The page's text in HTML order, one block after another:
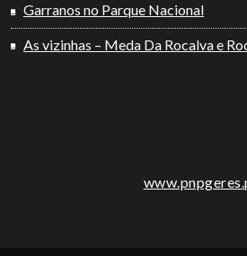
Garranos no Parque Nacional
As vizinhas – Meda Da Rocalva e